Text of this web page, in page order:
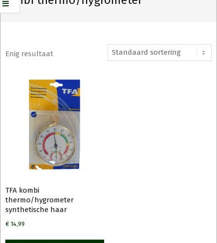
Enig resultaat
TFA kombi
thermo/hygrometer
synthetische haar
€ 14,99